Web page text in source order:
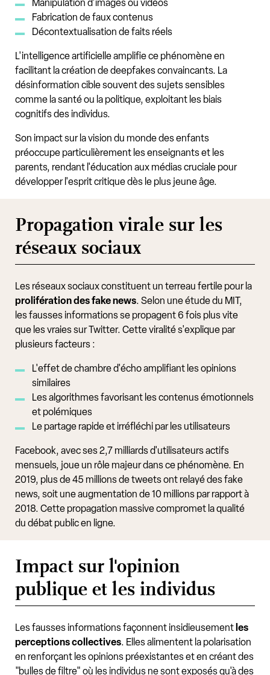
Manipulation d'images ou vidéos
Fabrication de faux contenus
Décontextualisation de faits réels
L'intelligence artificielle amplifie ce phénomène en
facilitant la création de deepfakes convaincants. La
désinformation cible souvent des sujets sensibles
comme la santé ou la politique, exploitant les biais
cognitifs des individus.
Son impact sur la vision du monde des enfants
préoccupe particulièrement les enseignants et les
parents, rendant l'éducation aux médias cruciale pour
développer l'esprit critique dès le plus jeune âge.
Propagation virale sur les
réseaux sociaux
Les réseaux sociaux constituent un terreau fertile pour la
prolifération des fake news. Selon une étude du MIT,
les fausses informations se propagent 6 fois plus vite
que les vraies sur Twitter. Cette viralité s'explique par
plusieurs facteurs :
L'effet de chambre d'écho amplifiant les opinions
similaires
Les algorithmes favorisant les contenus émotionnels
et polémiques
Le partage rapide et irréfléchi par les utilisateurs
Facebook, avec ses 2,7 milliards d'utilisateurs actifs
mensuels, joue un rôle majeur dans ce phénomène. En
2019, plus de 45 millions de tweets ont relayé des fake
news, soit une augmentation de 10 millions par rapport à
2018. Cette propagation massive compromet la qualité
du débat public en ligne.
Impact sur l'opinion
publique et les individus
Les fausses informations façonnent insidieusement les
perceptions collectives. Elles alimentent la polarisation
en renforçant les opinions préexistantes et en créant des
"bulles de filtre" où les individus ne sont exposés qu'à des